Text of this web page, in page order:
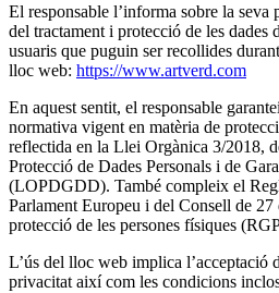
El responsable l’informa sobre la seva
del tractament i protecció de les dades
usuaris que puguin ser recollides
lloc web: https://www.artverd.com
En aquest sentit, el responsable
normativa vigent en matèria de
reflectida en la Llei Orgànica 3/2018,
Protecció de Dades Personals i de
(LOPDGDD). També compleix el
Parlament Europeu i del Consell de 27
protecció de les persones físiques
L’ús del lloc web implica l’acceptació
privacitat així com les condicions